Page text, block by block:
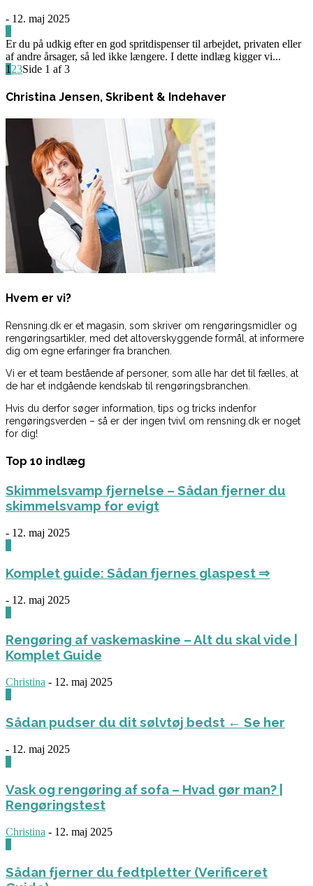
- 12. maj 2025
Er du på udkig efter en god spritdispenser til arbejdet, privaten eller
af andre årsager, så led ikke længere. I dette indlæg kigger vi...
1 23Side 1 af 3
Christina Jensen, Skribent & Indehaver
Hvem er vi?
Rensning.dk er et magasin, som skriver om rengøringsmidler og
rengøringsartikler, med det altoverskyggende formål, at informere
dig om egne erfaringer fra branchen.
Vi er et team bestående af personer, som alle har det til fælles, at
de har et indgående kendskab til rengøringsbranchen.
Hvis du derfor søger information, tips og tricks indenfor
rengøringsverden – så er der ingen tvivl om rensning.dk er noget
for dig!
Top 10 indlæg
Skimmelsvamp fjernelse – Sådan fjerner du
skimmelsvamp for evigt
- 12. maj 2025
Komplet guide: Sådan fjernes glaspest ⇒
- 12. maj 2025
Rengøring af vaskemaskine – Alt du skal vide |
Komplet Guide
Christina - 12. maj 2025
Sådan pudser du dit sølvtøj bedst ← Se her
- 12. maj 2025
Vask og rengøring af sofa – Hvad gør man? |
Rengøringstest
Christina - 12. maj 2025
Sådan fjerner du fedtpletter (Verificeret